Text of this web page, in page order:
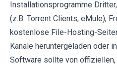
Installationsprogramme
(z.B. Torrent Clients, eMule),
kostenlose File-Hosting-
Kanäle heruntergeladen oder
Software sollte von